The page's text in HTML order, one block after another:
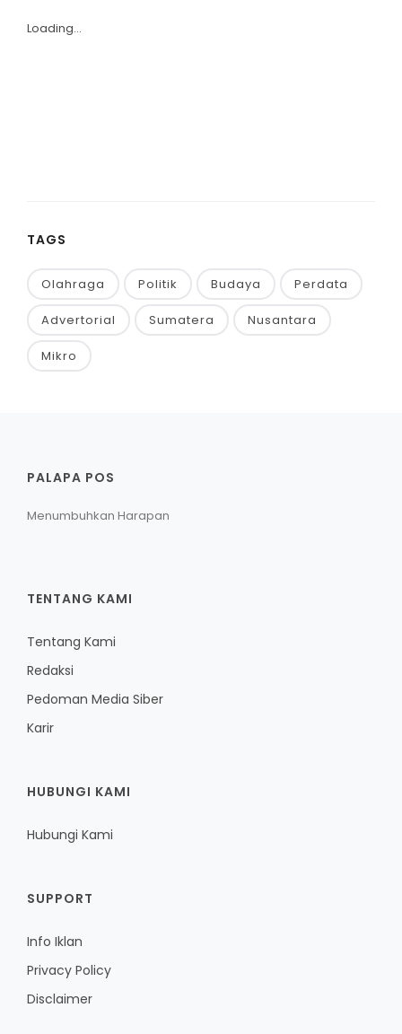
Loading...
TAGS
Olahraga Politik Budaya Perdata
Advertorial Sumatera Nusantara
Mikro
PALAPA POS
Menumbuhkan Harapan
TENTANG KAMI
Tentang Kami
Redaksi
Pedoman Media Siber
Karir
HUBUNGI KAMI
Hubungi Kami
SUPPORT
Info Iklan
Privacy Policy
Disclaimer